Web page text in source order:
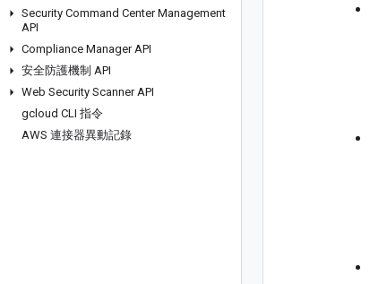
Security Command Center Management
API
Compliance Manager API
安全防護機制 API
Web Security Scanner API
gcloud CLI 指令
AWS 連接器異動記錄